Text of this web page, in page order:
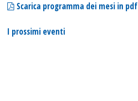
Scarica programma dei mesi in pdf
I prossimi eventi